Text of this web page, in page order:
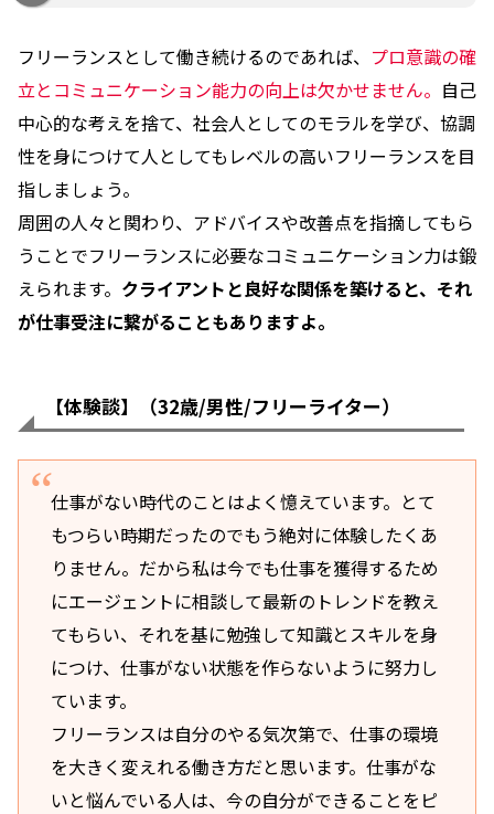
フリーランスとして働き続けるのであれば、 プロ意識の確
立とコミュニケーション能力の向上は欠かせません。 自己
中心的な考えを捨て、社会人としてのモラルを学び、協調
性を身につけて人としてもレベルの高いフリーランスを目
指しましょう。
周囲の人々と関わり、アドバイスや改善点を指摘してもら
うことでフリーランスに必要なコミュニケーション力は鍛
えられます。 クライアントと良好な関係を築けると、それ
が仕事受注に繋がることもありますよ。
【体験談】（32歳/男性/フリーライター）
仕事がない時代のことはよく憶えています。とて
もつらい時期だったのでもう絶対に体験したくあ
りません。だから私は今でも仕事を獲得するため
にエージェントに相談して最新のトレンドを教え
てもらい、それを基に勉強して知識とスキルを身
につけ、仕事がない状態を作らないように努力し
ています。
フリーランスは自分のやる気次第で、仕事の環境
を大きく変えれる働き方だと思います。仕事がな
いと悩んでいる人は、今の自分ができることをピ